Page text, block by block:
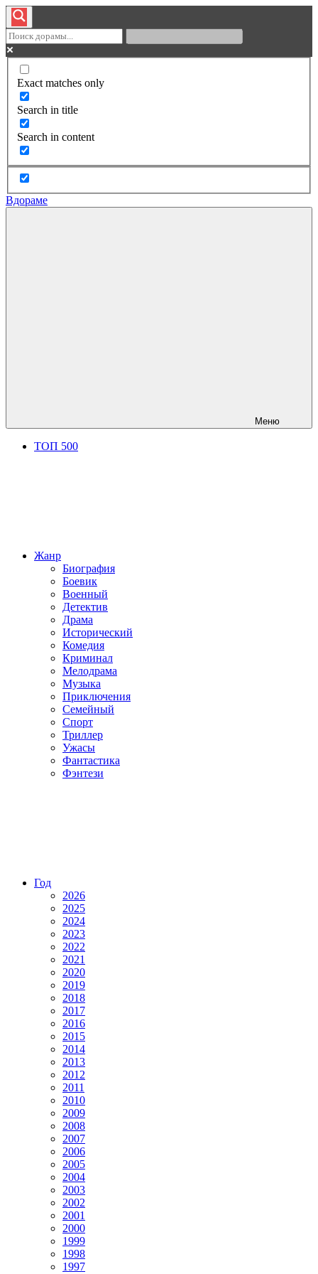
Exact matches only
Search in title
Search in content
Вдораме
Меню
ТОП 500
Жанр
Биография
Боевик
Военный
Детектив
Драма
Исторический
Комедия
Криминал
Мелодрама
Музыка
Приключения
Семейный
Спорт
Триллер
Ужасы
Фантастика
Фэнтези
Год
2026
2025
2024
2023
2022
2021
2020
2019
2018
2017
2016
2015
2014
2013
2012
2011
2010
2009
2008
2007
2006
2005
2004
2003
2002
2001
2000
1999
1998
1997